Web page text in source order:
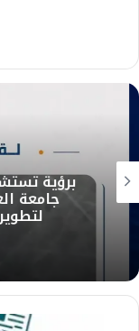
برؤية
جامعة